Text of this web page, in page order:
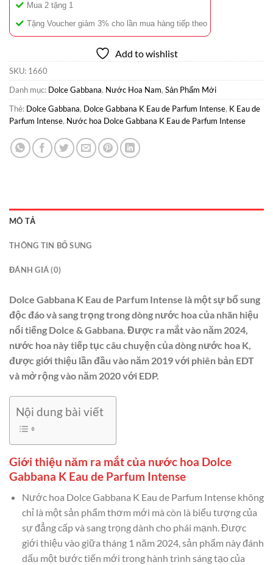
Mua 2 tặng 1
Tặng Voucher giảm 3% cho lần mua hàng tiếp theo
Add to wishlist
SKU: 1660
Danh mục: Dolce Gabbana, Nước Hoa Nam, Sản Phẩm Mới
Thẻ: Dolce Gabbana, Dolce Gabbana K Eau de Parfum Intense, K Eau de
Parfum Intense, Nước hoa Dolce Gabbana K Eau de Parfum Intense
MÔ TẢ
THÔNG TIN BỔ SUNG
ĐÁNH GIÁ (0)
Dolce Gabbana K Eau de Parfum Intense là một sự bổ sung
độc đáo và sang trọng trong dòng nước hoa của nhãn hiệu
nổi tiếng Dolce & Gabbana. Được ra mắt vào năm 2024,
nước hoa này tiếp tục câu chuyện của dòng nước hoa K,
được giới thiệu lần đầu vào năm 2019 với phiên bản EDT
và mở rộng vào năm 2020 với EDP.
Nội dung bài viết
Giới thiệu năm ra mắt của nước hoa Dolce
Gabbana K Eau de Parfum Intense
Nước hoa Dolce Gabbana K Eau de Parfum Intense không
chỉ là một sản phẩm thơm mới mà còn là biểu tượng của
sự đẳng cấp và sang trọng dành cho phái mạnh. Được
giới thiệu vào giữa tháng 1 năm 2024, sản phẩm này đánh
dấu một bước tiến mới trong hành trình sáng tạo của